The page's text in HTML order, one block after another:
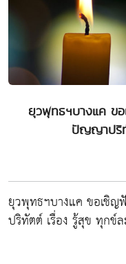
ยุวพุทธฯบางแค ข
ปัญญาปริ
ยุวพุทธฯบางแค ขอเชิญ
ปริทัตต์ เรื่อง รู้สุข ทุกข์